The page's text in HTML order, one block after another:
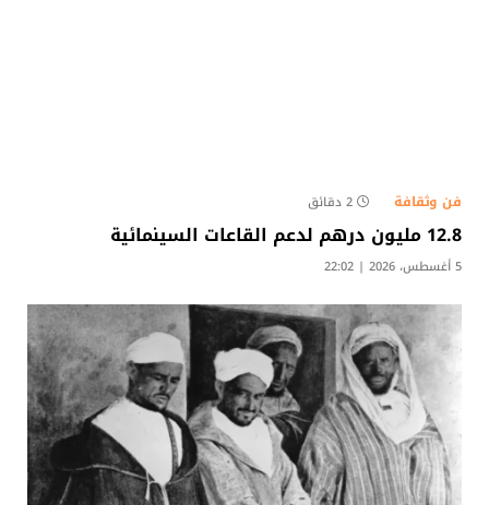
فن وثقافة 2 دقائق
12.8 مليون درهم لدعم القاعات السينمائية
5 أغسطس، 2026 | 22:02